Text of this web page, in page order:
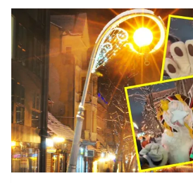
schodzące lawiny w różnych
tylko komplikują wędrówki, ale
zagrożenie dla życia. Podczas
Rysy dwóch turystów zostało
lawinę i spadło około 400